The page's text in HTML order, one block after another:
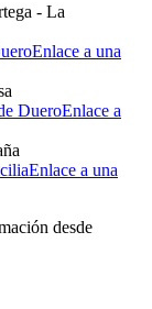
- La
Enlace a una
DueroEnlace a
Enlace a una
desde